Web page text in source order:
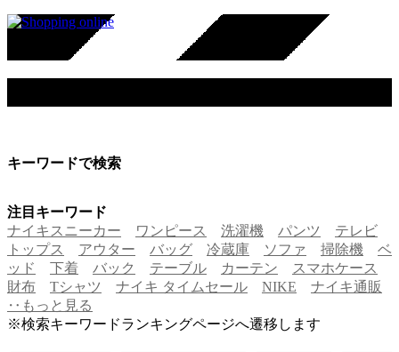
キーワードで検索
注目キーワード
ナイキスニーカー
ワンピース 洗濯機 パンツ
テレビ
トップス
アウター バッグ 冷蔵庫 ソファ 掃除機
ベ
ッド
下着 バック テーブル カーテン
スマホケース
財布
Tシャツ ナイキ タイムセール NIKE
ナイキ通販
‥もっと見る
※検索キーワードランキングページへ遷移します